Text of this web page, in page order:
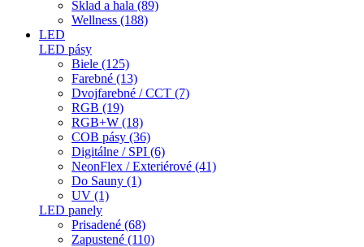
Sklad a hala (89)
Wellness (188)
LED
LED pásy
Biele (125)
Farebné (13)
Dvojfarebné / CCT (7)
RGB (19)
RGB+W (18)
COB pásy (36)
Digitálne / SPI (6)
NeonFlex / Exteriérové (41)
Do Sauny (1)
UV (1)
LED panely
Prisadené (68)
Zapustené (110)